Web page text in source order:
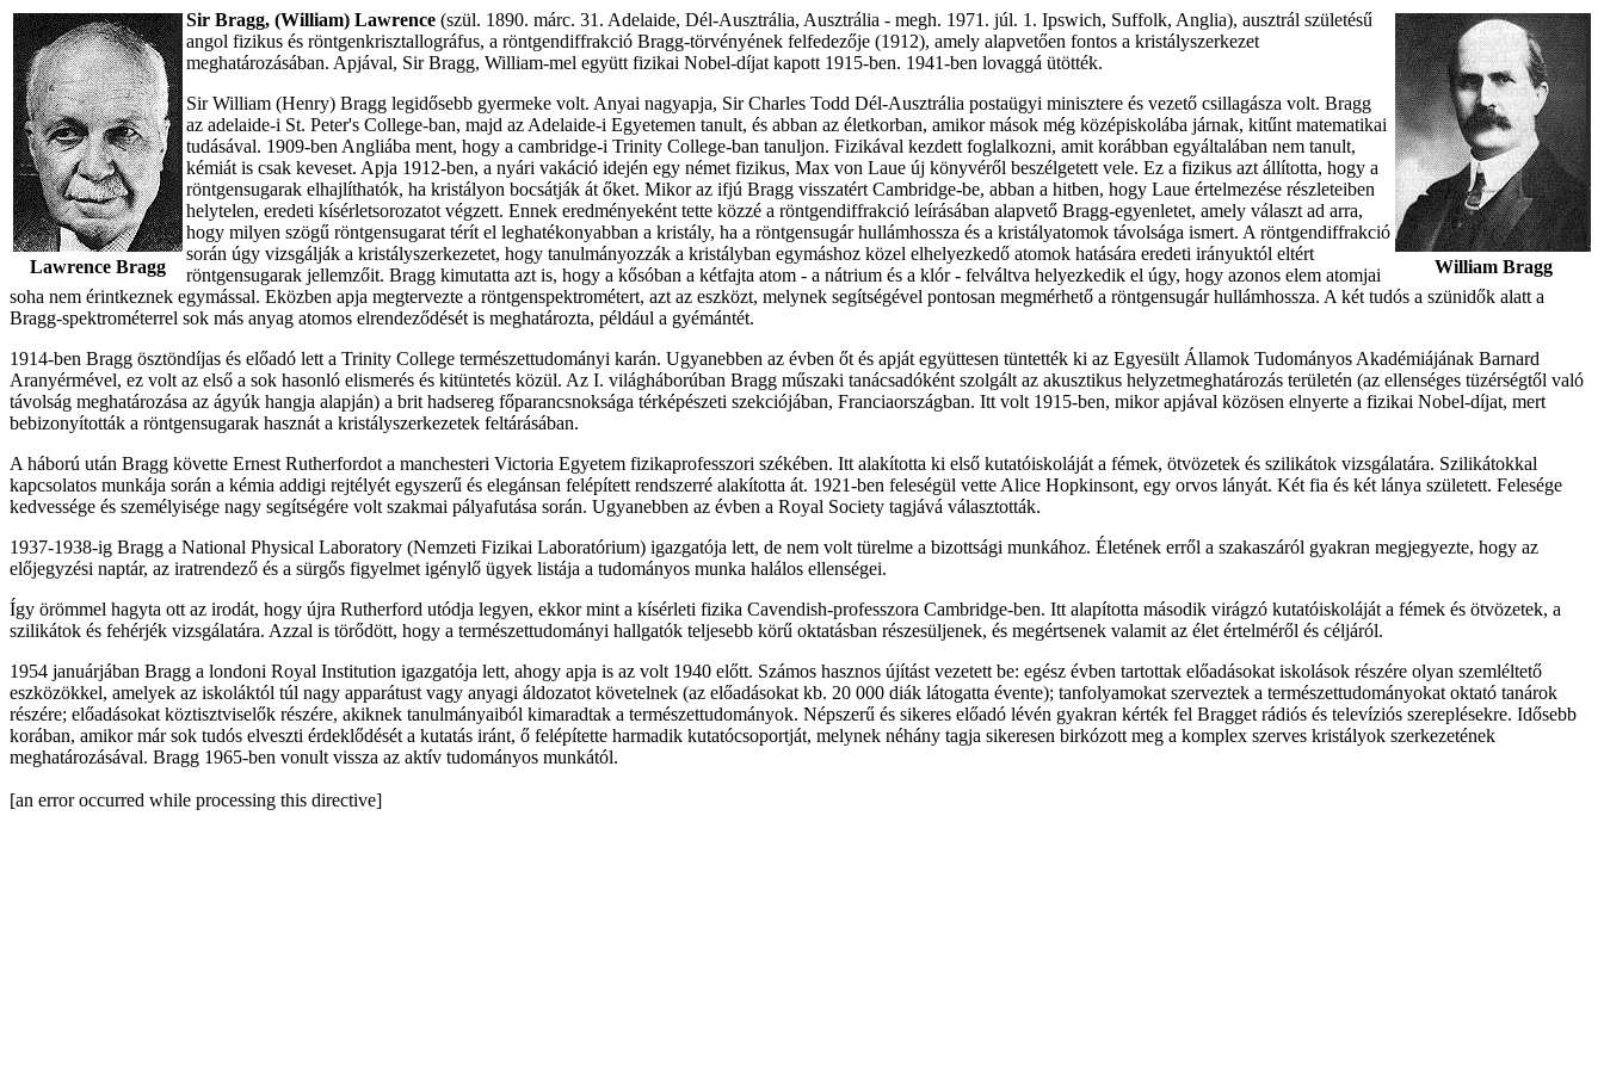
Lawrence Bragg William Bragg
Sir Bragg, (William) Lawrence (szül. 1890. márc. 31. Adelaide, Dél-Ausztrália, Ausztrália - megh. 1971. júl. 1. Ipswich, Suffolk, Anglia), ausztrál születésű
angol fizikus és röntgenkrisztallográfus, a röntgendiffrakció Bragg-törvényének felfedezője (1912), amely alapvetően fontos a kristályszerkezet
meghatározásában. Apjával, Sir Bragg, William-mel együtt fizikai Nobel-díjat kapott 1915-ben. 1941-ben lovaggá ütötték.
Sir William (Henry) Bragg legidősebb gyermeke volt. Anyai nagyapja, Sir Charles Todd Dél-Ausztrália postaügyi minisztere és vezető csillagásza volt. Bragg
az adelaide-i St. Peter's College-ban, majd az Adelaide-i Egyetemen tanult, és abban az életkorban, amikor mások még középiskolába járnak, kitűnt matematikai
tudásával. 1909-ben Angliába ment, hogy a cambridge-i Trinity College-ban tanuljon. Fizikával kezdett foglalkozni, amit korábban egyáltalában nem tanult,
kémiát is csak keveset. Apja 1912-ben, a nyári vakáció idején egy német fizikus, Max von Laue új könyvéről beszélgetett vele. Ez a fizikus azt állította, hogy a
röntgensugarak elhajlíthatók, ha kristályon bocsátják át őket. Mikor az ifjú Bragg visszatért Cambridge-be, abban a hitben, hogy Laue értelmezése részleteiben
helytelen, eredeti kísérletsorozatot végzett. Ennek eredményeként tette közzé a röntgendiffrakció leírásában alapvető Bragg-egyenletet, amely választ ad arra,
hogy milyen szögű röntgensugarat térít el leghatékonyabban a kristály, ha a röntgensugár hullámhossza és a kristályatomok távolsága ismert. A röntgendiffrakció
során úgy vizsgálják a kristályszerkezetet, hogy tanulmányozzák a kristályban egymáshoz közel elhelyezkedő atomok hatására eredeti irányuktól eltért
röntgensugarak jellemzőit. Bragg kimutatta azt is, hogy a kősóban a kétfajta atom - a nátrium és a klór - felváltva helyezkedik el úgy, hogy azonos elem atomjai
soha nem érintkeznek egymással. Eközben apja megtervezte a röntgenspektrométert, azt az eszközt, melynek segítségével pontosan megmérhető a röntgensugár hullámhossza. A két tudós a szünidők alatt a
Bragg-spektrométerrel sok más anyag atomos elrendeződését is meghatározta, például a gyémántét.
1914-ben Bragg ösztöndíjas és előadó lett a Trinity College természettudományi karán. Ugyanebben az évben őt és apját együttesen tüntették ki az Egyesült Államok Tudományos Akadémiájának Barnard
Aranyérmével, ez volt az első a sok hasonló elismerés és kitüntetés közül. Az I. világháborúban Bragg műszaki tanácsadóként szolgált az akusztikus helyzetmeghatározás területén (az ellenséges tüzérségtől való
távolság meghatározása az ágyúk hangja alapján) a brit hadsereg főparancsnoksága térképészeti szekciójában, Franciaországban. Itt volt 1915-ben, mikor apjával közösen elnyerte a fizikai Nobel-díjat, mert
bebizonyították a röntgensugarak hasznát a kristályszerkezetek feltárásában.
A háború után Bragg követte Ernest Rutherfordot a manchesteri Victoria Egyetem fizikaprofesszori székében. Itt alakította ki első kutatóiskoláját a fémek, ötvözetek és szilikátok vizsgálatára. Szilikátokkal
kapcsolatos munkája során a kémia addigi rejtélyét egyszerű és elegánsan felépített rendszerré alakította át. 1921-ben feleségül vette Alice Hopkinsont, egy orvos lányát. Két fia és két lánya született. Felesége
kedvessége és személyisége nagy segítségére volt szakmai pályafutása során. Ugyanebben az évben a Royal Society tagjává választották.
1937-1938-ig Bragg a National Physical Laboratory (Nemzeti Fizikai Laboratórium) igazgatója lett, de nem volt türelme a bizottsági munkához. Életének erről a szakaszáról gyakran megjegyezte, hogy az
előjegyzési naptár, az iratrendező és a sürgős figyelmet igénylő ügyek listája a tudományos munka halálos ellenségei.
Így örömmel hagyta ott az irodát, hogy újra Rutherford utódja legyen, ekkor mint a kísérleti fizika Cavendish-professzora Cambridge-ben. Itt alapította második virágzó kutatóiskoláját a fémek és ötvözetek, a
szilikátok és fehérjék vizsgálatára. Azzal is törődött, hogy a természettudományi hallgatók teljesebb körű oktatásban részesüljenek, és megértsenek valamit az élet értelméről és céljáról.
1954 januárjában Bragg a londoni Royal Institution igazgatója lett, ahogy apja is az volt 1940 előtt. Számos hasznos újítást vezetett be: egész évben tartottak előadásokat iskolások részére olyan szemléltető
eszközökkel, amelyek az iskoláktól túl nagy apparátust vagy anyagi áldozatot követelnek (az előadásokat kb. 20 000 diák látogatta évente); tanfolyamokat szerveztek a természettudományokat oktató tanárok
részére; előadásokat köztisztviselők részére, akiknek tanulmányaiból kimaradtak a természettudományok. Népszerű és sikeres előadó lévén gyakran kérték fel Bragget rádiós és televíziós szereplésekre. Idősebb
korában, amikor már sok tudós elveszti érdeklődését a kutatás iránt, ő felépítette harmadik kutatócsoportját, melynek néhány tagja sikeresen birkózott meg a komplex szerves kristályok szerkezetének
meghatározásával. Bragg 1965-ben vonult vissza az aktív tudományos munkától.
[an error occurred while processing this directive]